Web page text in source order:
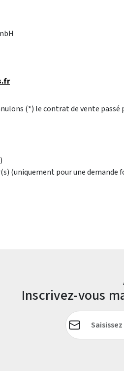
(*) le contrat de vente
(uniquement pour une demande
Inscrivez-vous
Adresse e-mail*